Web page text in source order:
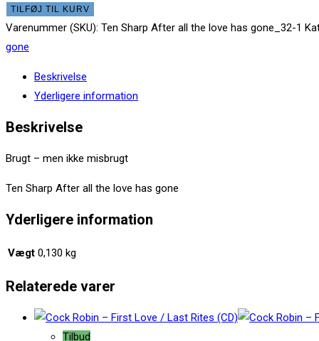
Ten
Sharp
After
has
(CD)
TILFØJ TIL KURV
Varenummer (SKU): Ten Sharp After all the love has gone_32-1
gone
Beskrivelse
Yderligere information
Beskrivelse
Brugt – men ikke misbrugt
Ten Sharp After all the love has gone
Yderligere information
Vægt 0,130 kg
Relaterede varer
Tilbud